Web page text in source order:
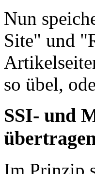
Nun
Site" und
so übel,
SSI- und